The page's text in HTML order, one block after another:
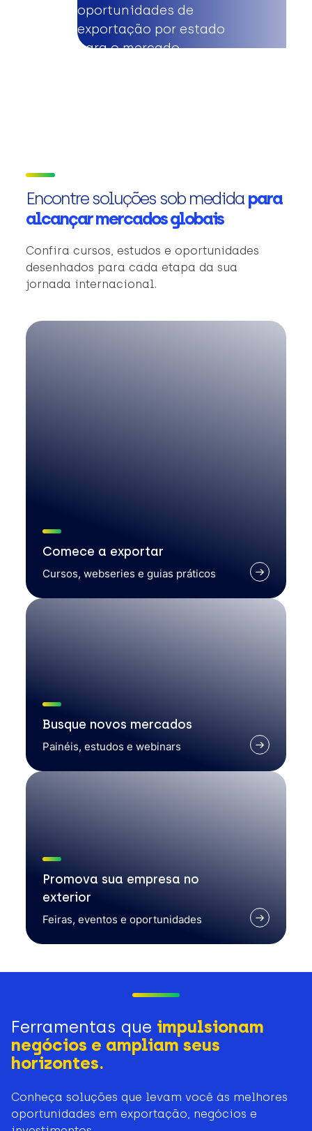
oportunidades de
exportação por estado
para o mercado
Encontre soluções sob medidapara
alcançar mercados globais
Confira cursos, estudos e oportunidades
desenhados para cada etapa da sua
jornada internacional.
Comece a exportar
Cursos, webseries e guias práticos
Busque novos mercados
Painéis, estudos e webinars
Promova sua empresa no
exterior
Feiras, eventos e oportunidades
Ferramentas que impulsionam
negócios e ampliam seus
horizontes.
Conheça soluções que levam você às melhores
oportunidades em exportação, negócios e